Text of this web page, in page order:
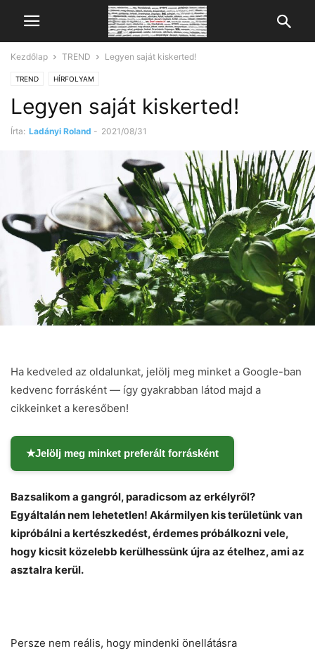
Kezdőlap TREND Legyen saját kiskerted!
TREND HÍRFOLYAM
Legyen saját kiskerted!
Írta: Ladányi Roland - 2021/08/31
Ha kedveled az oldalunkat, jelölj meg minket a Google-ban
kedvenc forrásként — így gyakrabban látod majd a
cikkeinket a keresőben!
★Jelölj meg minket preferált forrásként
Bazsalikom a gangról, paradicsom az erkélyről?
Egyáltalán nem lehetetlen! Akármilyen kis területünk van
kipróbálni a kertészkedést, érdemes próbálkozni vele,
hogy kicsit közelebb kerülhessünk újra az ételhez, ami az
asztalra kerül.
Persze nem reális, hogy mindenki önellátásra